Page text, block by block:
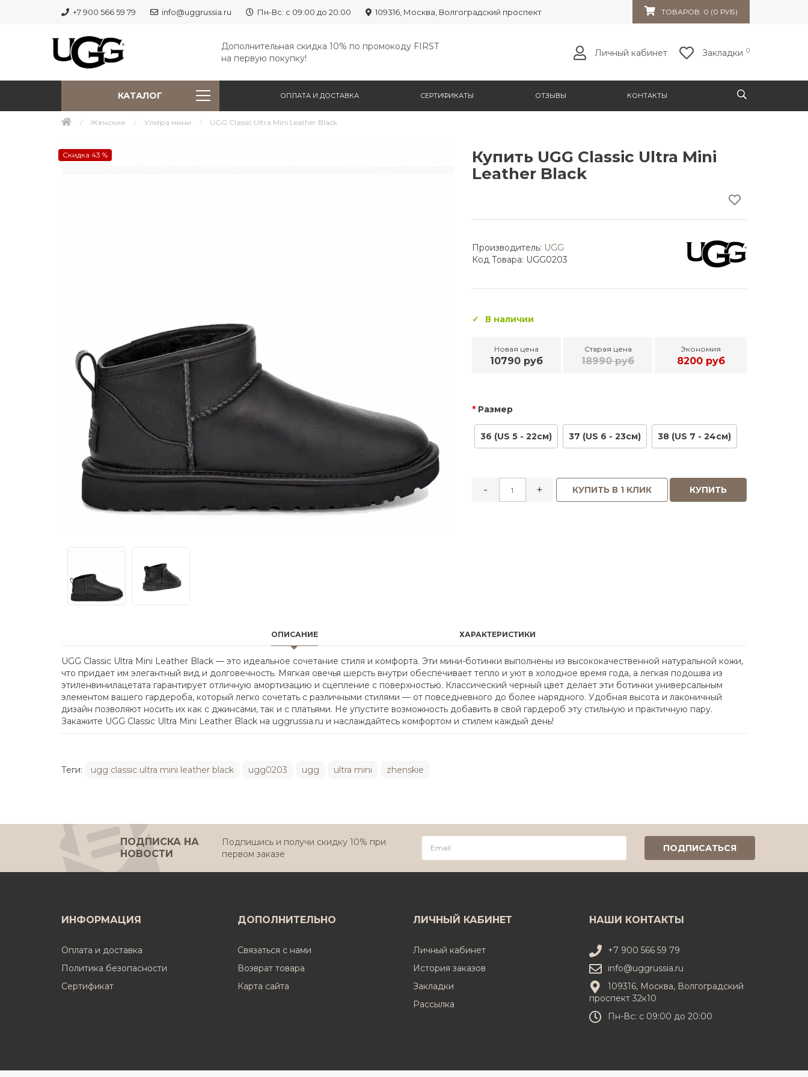
+7 900 566 59 79 info@uggrussia.ru Пн-Вс: с 09:00 до 20:00 109316, Москва, Волгоградский проспект 32к10 ТОВАРОВ: 0 (0 РУБ)
Дополнительная скидка 10% по промокоду FIRST
на первую покупку!
Личный кабинет Закладки 0
КАТАЛОГ ОПЛАТА И ДОСТАВКА СЕРТИФИКАТЫ ОТЗЫВЫ КОНТАКТЫ
Женские Ультра мини UGG Classic Ultra Mini Leather Black
Скидка 43 %
Купить UGG Classic Ultra Mini
Leather Black
Производитель: UGG
Код Товара: UGG0203
В наличии
Новая цена
10790 руб
Старая цена
18990 руб
Экономия
8200 руб
Размер
36 (US 5 - 22см) 37 (US 6 - 23см) 38 (US 7 - 24см)
- + КУПИТЬ В 1 КЛИК КУПИТЬ
ОПИСАНИЕ ХАРАКТЕРИСТИКИ
UGG Classic Ultra Mini Leather Black — это идеальное сочетание стиля и комфорта. Эти мини-ботинки выполнены из высококачественной натуральной кожи,
что придает им элегантный вид и долговечность. Мягкая овечья шерсть внутри обеспечивает тепло и уют в холодное время года, а легкая подошва из
этиленвинилацетата гарантирует отличную амортизацию и сцепление с поверхностью. Классический черный цвет делает эти ботинки универсальным
элементом вашего гардероба, который легко сочетать с различными стилями — от повседневного до более нарядного. Удобная высота и лаконичный
дизайн позволяют носить их как с джинсами, так и с платьями. Не упустите возможность добавить в свой гардероб эту стильную и практичную пару.
Закажите UGG Classic Ultra Mini Leather Black на uggrussia.ru и наслаждайтесь комфортом и стилем каждый день!
Теги: ugg classic ultra mini leather black ugg0203 ugg ultra mini zhenskie
ПОДПИСКА НА
НОВОСТИ
Подпишись и получи скидку 10% при
первом заказе
ИНФОРМАЦИЯ
Оплата и доставка
Политика безопасности
Cертификат
ДОПОЛНИТЕЛЬНО
Связаться с нами
Возврат товара
Карта сайта
ЛИЧНЫЙ КАБИНЕТ
Личный кабинет
История заказов
Закладки
Рассылка
НАШИ КОНТАКТЫ
+7 900 566 59 79
info@uggrussia.ru
109316, Москва, Волгоградский
проспект 32к10
Пн-Вс: с 09:00 до 20:00